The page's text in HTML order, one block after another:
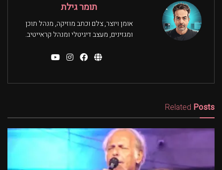
תומר גילת
אומן ויוצר, צלם וכתב מוזיקה, מנהל תוכן
ומגזינים, מעצב דיגיטלי ומנהל קראייטיב.
Related Posts